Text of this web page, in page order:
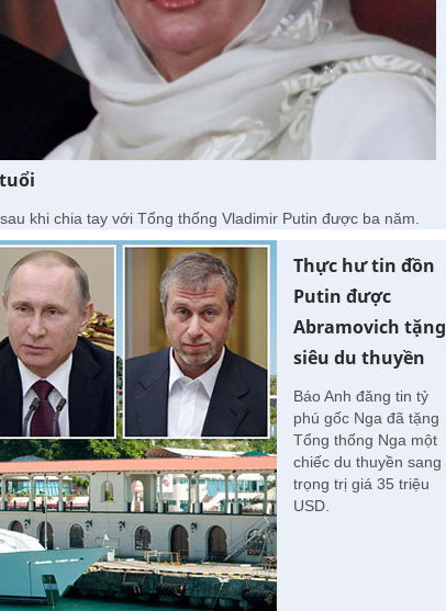
khi chia tay với Tổng thống Vladimir Putin được ba năm.
Thực hư tin đồn
Putin được
Abramovich tặng
siêu du thuyền
Báo Anh đăng tin tỷ
phú gốc Nga đã tặng
Tổng thống Nga một
chiếc du thuyền sang
trọng trị giá 35 triệu
USD.